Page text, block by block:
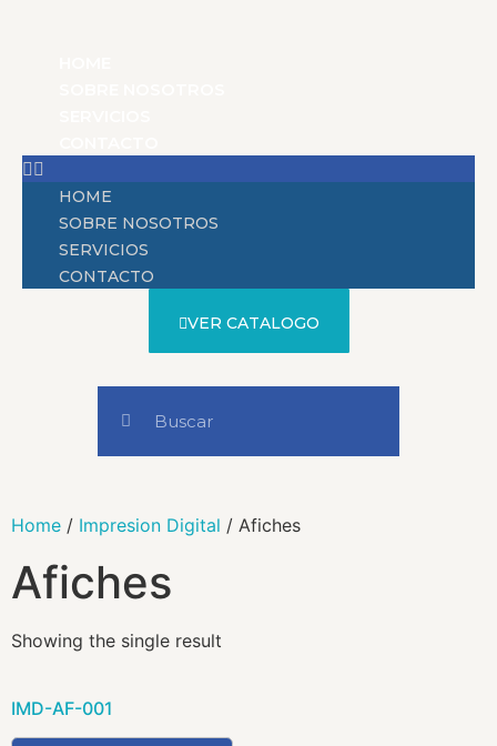
HOME
SOBRE NOSOTROS
SERVICIOS
CONTACTO
VER CATALOGO
Home / Impresion Digital / Afiches
Afiches
Showing the single result
IMD-AF-001